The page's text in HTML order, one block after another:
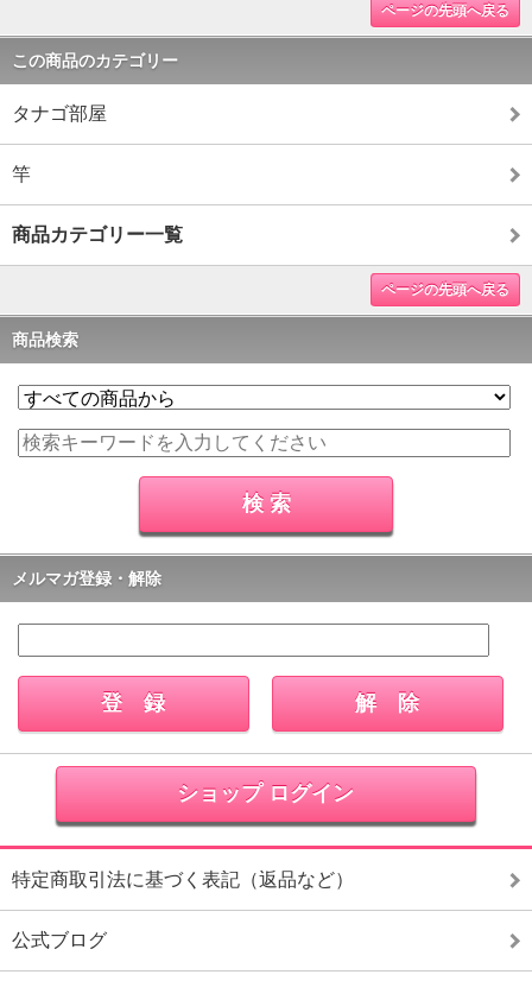
ページの先頭へ戻る
この商品のカテゴリー
タナゴ部屋
竿
商品カテゴリー一覧
ページの先頭へ戻る
商品検索
メルマガ登録・解除
ショップ ログイン
特定商取引法に基づく表記（返品など）
公式ブログ